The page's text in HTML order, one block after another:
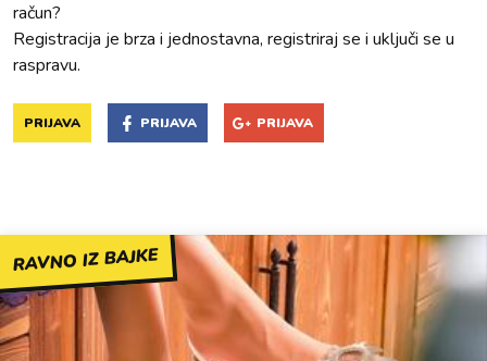
račun?
Registracija je brza i jednostavna, registriraj se i uključi se u
raspravu.
PRIJAVA PRIJAVA PRIJAVA
RAVNO IZ BAJKE